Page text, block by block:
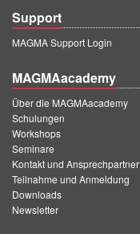
Support
MAGMA Support Login
MAGMAacademy
Über die MAGMAacademy
Schulungen
Workshops
Seminare
Kontakt und Ansprechpartner
Teilnahme und Anmeldung
Downloads
Newsletter